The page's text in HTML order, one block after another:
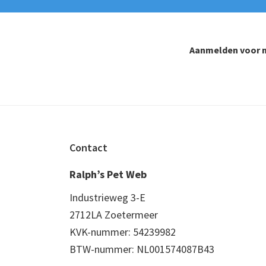
Aanmelden voor
Contact
Ralph’s Pet Web
Industrieweg 3-E
2712LA Zoetermeer
KVK-nummer: 54239982
BTW-nummer: NL001574087B43